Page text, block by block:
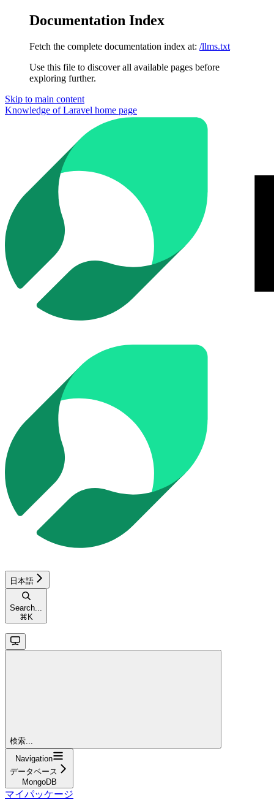
Documentation Index
Fetch the complete documentation index at: /llms.txt
Use this file to discover all available pages before
exploring further.
Skip to main content
Knowledge of Laravel home page
日本語
Search...
⌘ K
検索...
Navigation
データベース
MongoDB
マイパッケージ